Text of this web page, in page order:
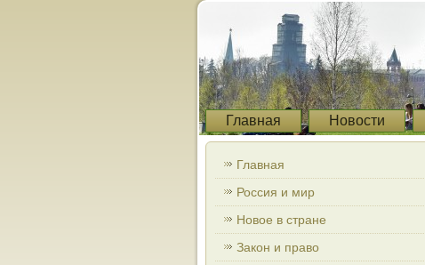
Главная Новости
Главная
Россия и мир
Новое в стране
Закон и право